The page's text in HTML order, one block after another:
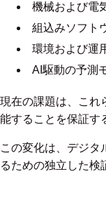
機械および電
組込みソフト
環境および運
AI駆動の予測
現在の課題は、これ
能することを保証す
この変化は、デジタ
るための独立した検